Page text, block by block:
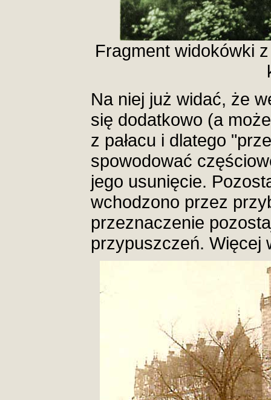
Fragment widokówki
Na niej już widać, że
się dodatkowo (a
z pałacu i dlatego
spowodować
jego usunięcie.
wchodzono przez
przeznaczenie
przypuszczeń. Więcej